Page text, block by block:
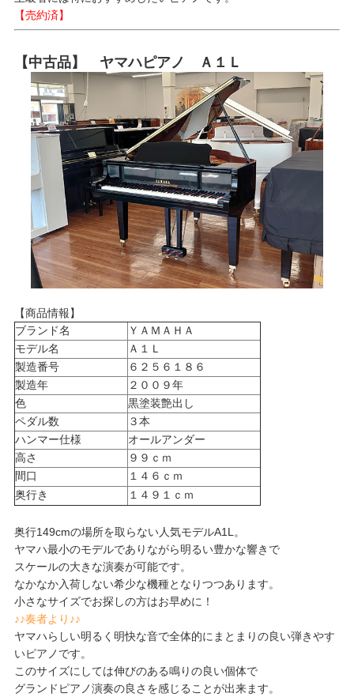
【売約済】
【中古品】 ヤマハピアノ Ａ１Ｌ
【商品情報】
ブランド名
ＹＡＭＡＨＡ
モデル名
Ａ１Ｌ
製造番号
６２５６１８６
製造年
２００９年
色
黒塗装艶出し
ペダル数
３本
ハンマー仕様
オールアンダー
高さ
９９ｃｍ
間口
１４６ｃｍ
奥行き
１４９１ｃｍ
奥行149cmの場所を取らない人気モデルA1L。
ヤマハ最小のモデルでありながら明るい豊かな響きで
スケールの大きな演奏が可能です。
なかなか入荷しない希少な機種となりつつあります。
小さなサイズでお探しの方はお早めに！
♪♪奏者より♪♪
ヤマハらしい明るく明快な音で全体的にまとまりの良い弾きやす
いピアノです。
このサイズにしては伸びのある鳴りの良い個体で
グランドピアノ演奏の良さを感じることが出来ます。